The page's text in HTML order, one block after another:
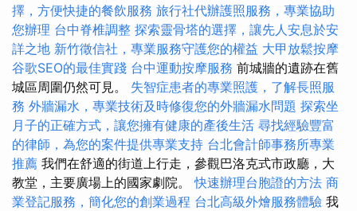
擇，方便快捷的餐飲服務 旅行社代辦護照服務，專業協助
您辦理 台中脊椎調整 探索靈骨塔的選擇，讓先人安息於安
詳之地 新竹徵信社，專業服務守護您的權益 大甲放鬆按摩
谷歌SEO的最佳實踐 台中運動按摩服務 前城牆的遺跡在舊
城區周圍仍然可見。 失智症患者的專業照護，了解長照服
務 外牆漏水，專業技術及時修復您的外牆漏水問題 探索坐
月子的正確方式，讓您擁有健康的產後生活 尋找經驗豐富
的律師，為您的案件提供專業支持 台北會計師事務所專業
推薦 我們在舒適的街道上行走，參觀巴洛克式市政廳，大
教堂，主要廣場上的國家劇院。快速辦理台胞證的方法 商
業登記服務，簡化您的創業過程 台北高級外燴服務體驗 我